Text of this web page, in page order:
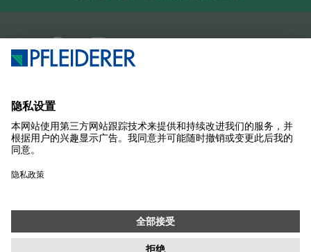
产品
解决方案
SUSTAINABILITY
杂志
数据保护设置